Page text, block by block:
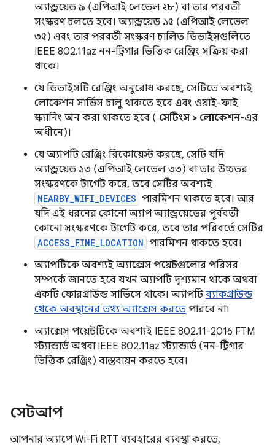
অ্যান্ড্রয়েড ৯ (এপিআই লেভেল ২৮) বা তার পরবর্তী
সংস্করণ চলতে হবে। অ্যান্ড্রয়েড ১৫ (এপিআই লেভেল
৩৫) এবং তার পরবর্তী সংস্করণ চালিত ডিভাইসগুলিতে
IEEE 802.11az নন-ট্রিগার ভিত্তিক রেঞ্জিং সক্রিয় করা
থাকে।
যে ডিভাইসটি রেঞ্জিং অনুরোধ করছে, সেটিতে অবশ্যই
লোকেশন সার্ভিস চালু থাকতে হবে এবং ওয়াই-ফাই
স্ক্যানিং অন করা থাকতে হবে ( সেটিংস > লোকেশন-এর
অধীনে)।
যে অ্যাপটি রেঞ্জিং রিকোয়েস্ট করছে, সেটি যদি
অ্যান্ড্রয়েড ১৩ (এপিআই লেভেল ৩৩) বা তার উচ্চতর
সংস্করণকে টার্গেট করে, তবে সেটির অবশ্যই
NEARBY_WIFI_DEVICES পারমিশন থাকতে হবে। আর
যদি এই ধরনের কোনো অ্যাপ অ্যান্ড্রয়েডের পূর্ববর্তী
কোনো সংস্করণকে টার্গেট করে, তবে তার পরিবর্তে সেটির
ACCESS_FINE_LOCATION পারমিশন থাকতে হবে।
অ্যাপটিকে অবশ্যই অ্যাক্সেস পয়েন্টগুলোর পরিসর
সম্পর্কে জানতে হবে যখন অ্যাপটি দৃশ্যমান থাকে অথবা
একটি ফোরগ্রাউন্ড সার্ভিসে থাকে। অ্যাপটি ব্যাকগ্রাউন্ড
থেকে অবস্থানের তথ্য অ্যাক্সেস করতে পারবে না।
অ্যাক্সেস পয়েন্টটিকে অবশ্যই IEEE 802.11-2016 FTM
স্ট্যান্ডার্ড অথবা IEEE 802.11az স্ট্যান্ডার্ড (নন-ট্রিগার
ভিত্তিক রেঞ্জিং) বাস্তবায়ন করতে হবে।
সেটআপ
আপনার অ্যাপে Wi-Fi RTT ব্যবহারের ব্যবস্থা করতে,